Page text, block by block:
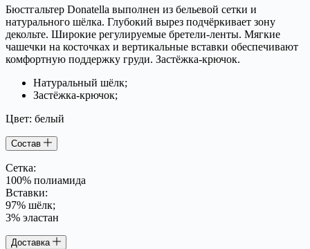
Бюстгальтер Donatella выполнен из бельевой сетки и
натурального шёлка. Глубокий вырез подчёркивает зону
декольте. Широкие регулируемые бретели-ленты. Мягкие
чашечки на косточках и вертикальные вставки обеспечивают
комфортную поддержку груди. Застёжка-крючок.
Натуральный шёлк;
Застёжка-крючок;
Цвет: белый
Состав
Сетка:
100% полиамида
Вставки:
97% шёлк;
3% эластан
Доставка